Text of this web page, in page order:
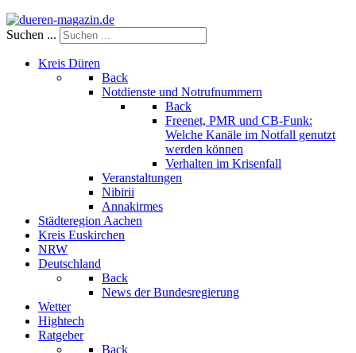
Suchen ...
Kreis Düren
Back
Notdienste und Notrufnummern
Back
Freenet, PMR und CB-Funk:
Welche Kanäle im Notfall genutzt
werden können
Verhalten im Krisenfall
Veranstaltungen
Nibirii
Annakirmes
Städteregion Aachen
Kreis Euskirchen
NRW
Deutschland
Back
News der Bundesregierung
Wetter
Hightech
Ratgeber
Back